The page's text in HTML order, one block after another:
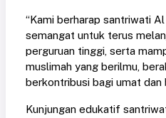
“Kami berharap santriwati
semangat untuk terus
perguruan tinggi, serta
muslimah yang berilmu,
berkontribusi bagi umat dan
Kunjungan edukatif